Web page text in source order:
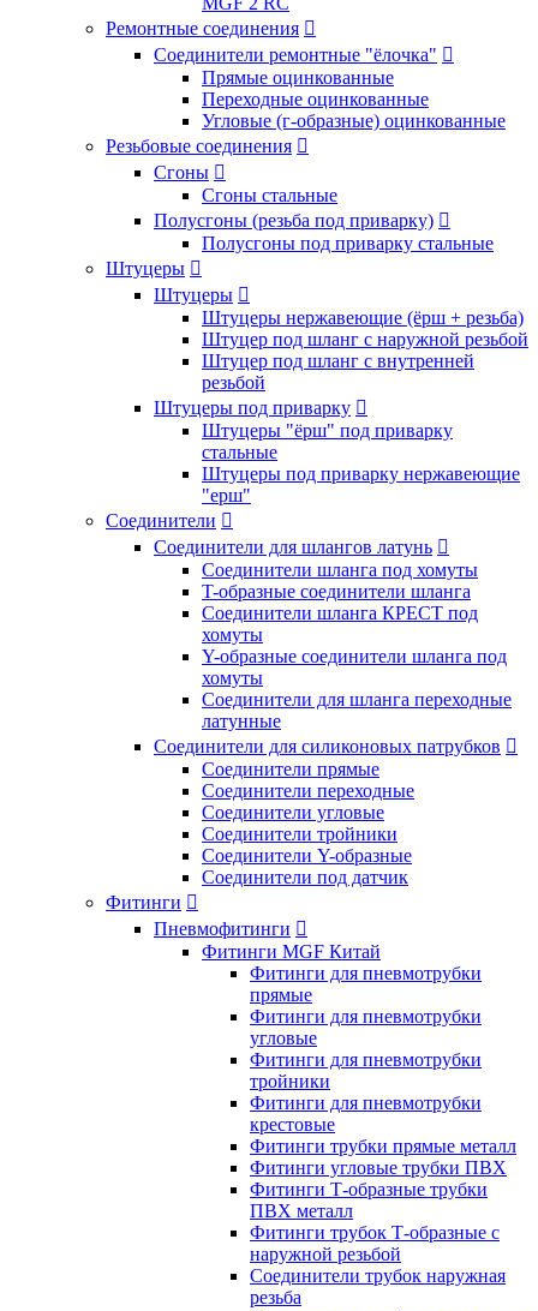
Ремонтные соединения 
Соединители ремонтные "ёлочка" 
Прямые оцинкованные
Переходные оцинкованные
Угловые (г-образные) оцинкованные
Резьбовые соединения 
Сгоны 
Сгоны стальные
Полусгоны (резьба под приварку) 
Полусгоны под приварку стальные
Штуцеры 
Штуцеры 
Штуцеры нержавеющие (ёрш + резьба)
Штуцер под шланг с наружной резьбой
Штуцер под шланг с внутренней
резьбой
Штуцеры под приварку 
Штуцеры "ёрш" под приварку
стальные
Штуцеры под приварку нержавеющие
"ерш"
Соединители 
Соединители для шлангов латунь 
Соединители шланга под хомуты
T-образные соединители шланга
Соединители шланга КРЕСТ под
хомуты
Y-образные соединители шланга под
хомуты
Соединители для шланга переходные
латунные
Соединители для силиконовых патрубков 
Соединители прямые
Соединители переходные
Соединители угловые
Соединители тройники
Соединители Y-образные
Соединители под датчик
Фитинги 
Пневмофитинги 
Фитинги MGF Китай
Фитинги для пневмотрубки
прямые
Фитинги для пневмотрубки
угловые
Фитинги для пневмотрубки
тройники
Фитинги для пневмотрубки
крестовые
Фитинги трубки прямые металл
Фитинги угловые трубки ПВХ
Фитинги Т-образные трубки
ПВХ металл
Фитинги трубок Т-образные с
наружной резьбой
Соединители трубок наружная
резьба